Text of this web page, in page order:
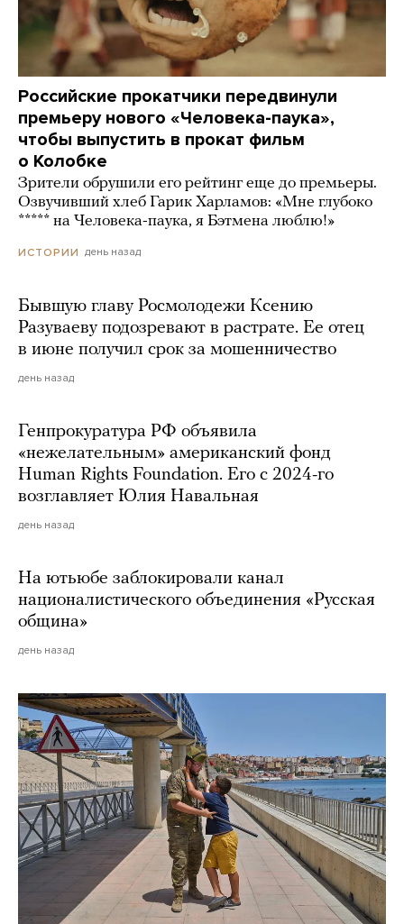
Российские прокатчики передвинули
премьеру нового «Человека-паука»,
чтобы выпустить в прокат фильм
о Колобке
Зрители обрушили его рейтинг еще до премьеры.
Озвучивший хлеб Гарик Харламов: «Мне глубоко
***** на Человека-паука, я Бэтмена люблю!»
ИСТОРИИ день назад
Бывшую главу Росмолодежи Ксению
Разуваеву подозревают в растрате. Ее отец
в июне получил срок за мошенничество
день назад
Генпрокуратура РФ объявила
«нежелательным» американский фонд
Human Rights Foundation. Его с 2024-го
возглавляет Юлия Навальная
день назад
На ютьюбе заблокировали канал
националистического объединения «Русская
община»
день назад